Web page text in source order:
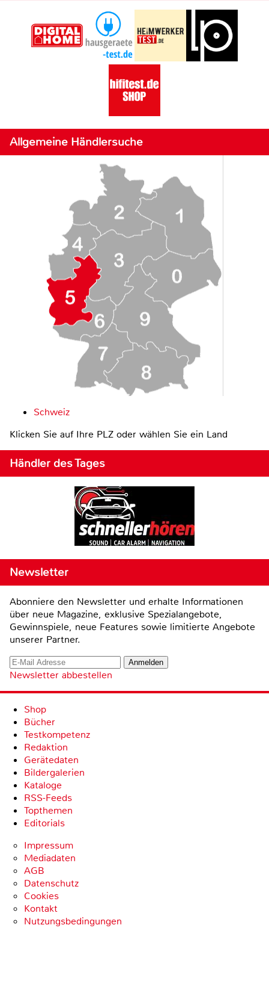
Allgemeine Händlersuche
Schweiz
Klicken Sie auf Ihre PLZ oder wählen Sie ein Land
Händler des Tages
Newsletter
Abonniere den Newsletter und erhalte Informationen
über neue Magazine, exklusive Spezialangebote,
Gewinnspiele, neue Features sowie limitierte Angebote
unserer Partner.
Newsletter abbestellen
Shop
Bücher
Testkompetenz
Redaktion
Gerätedaten
Bildergalerien
Kataloge
RSS-Feeds
Topthemen
Editorials
Impressum
Mediadaten
AGB
Datenschutz
Cookies
Kontakt
Nutzungsbedingungen